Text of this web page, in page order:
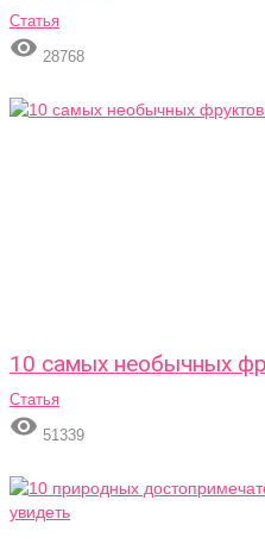
Статья
 28768
10 самых необычных
Статья
 51339